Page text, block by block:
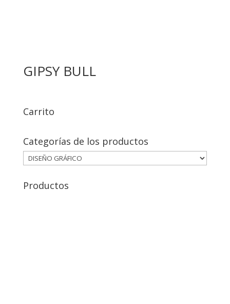
GIPSY BULL
Carrito
Categorías de los productos
Productos